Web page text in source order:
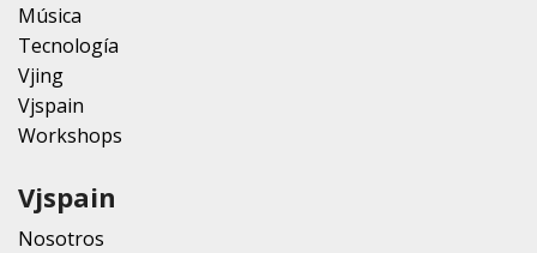
Música
Tecnología
Vjing
Vjspain
Workshops
Vjspain
Nosotros